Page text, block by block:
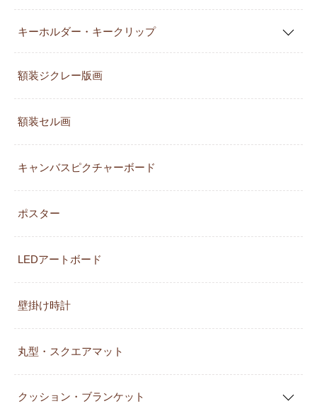
キーホルダー・キークリップ
額装ジクレー版画
額装セル画
キャンバスピクチャーボード
ポスター
LEDアートボード
壁掛け時計
丸型・スクエアマット
クッション・ブランケット